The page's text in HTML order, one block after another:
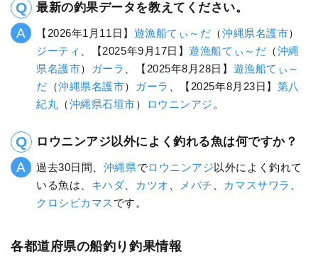
最新の釣果データを教えてください。
【2026年1月11日】 遊漁船てぃ～だ （沖縄県名護市）
ジーティ
、【2025年9月17日】遊漁船てぃ～だ （沖縄
県名護市） ガーラ 、【2025年8月28日】 遊漁船てぃ～
だ （沖縄県名護市） ガーラ 、【2025年8月23日】 第八
紀丸 （沖縄県石垣市） ロウニンアジ 。
ロウニンアジ以外によく釣れる魚は何ですか？
過去30日間、 沖縄県でロウニンアジ以外によく釣れて
いる魚は、 キハダ カツオ メバチ カマスサワラ
クロシビカマス です。
各都道府県の船釣り釣果情報